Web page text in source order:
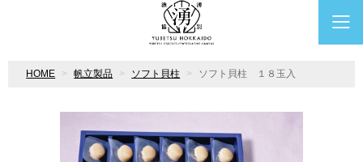
HOME 帆立製品 ソフト貝柱 ソフト貝柱 １８玉入